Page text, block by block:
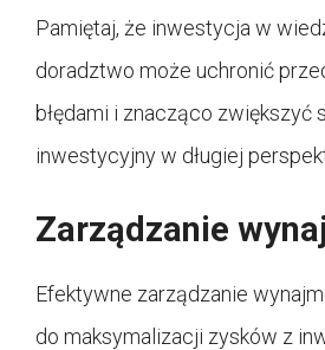
Pamiętaj, że inwestycja w
doradztwo może uchronić
błędami i znacząco zwiększyć
inwestycyjny w długiej
Zarządzanie
Efektywne zarządzanie
do maksymalizacji zysków z